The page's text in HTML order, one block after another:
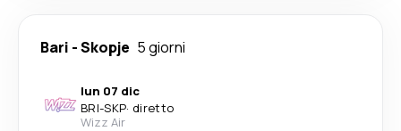
Bari -Skopje 5 giorni
lun 07 dic
BRI-SKP· diretto
Wizz Air